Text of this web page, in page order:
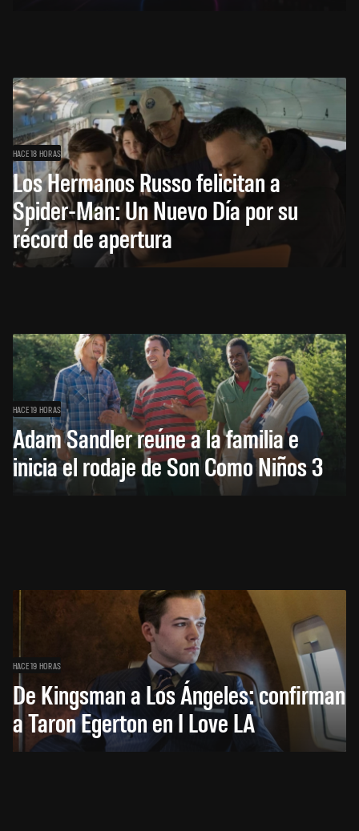
HACE 18 HORAS
Los Hermanos Russo felicitan a
Spider-Man: Un Nuevo Día por su
récord de apertura
HACE 19 HORAS
Adam Sandler reúne a la familia e
inicia el rodaje de Son Como Niños 3
HACE 19 HORAS
De Kingsman a Los Ángeles: confirman
a Taron Egerton en I Love LA